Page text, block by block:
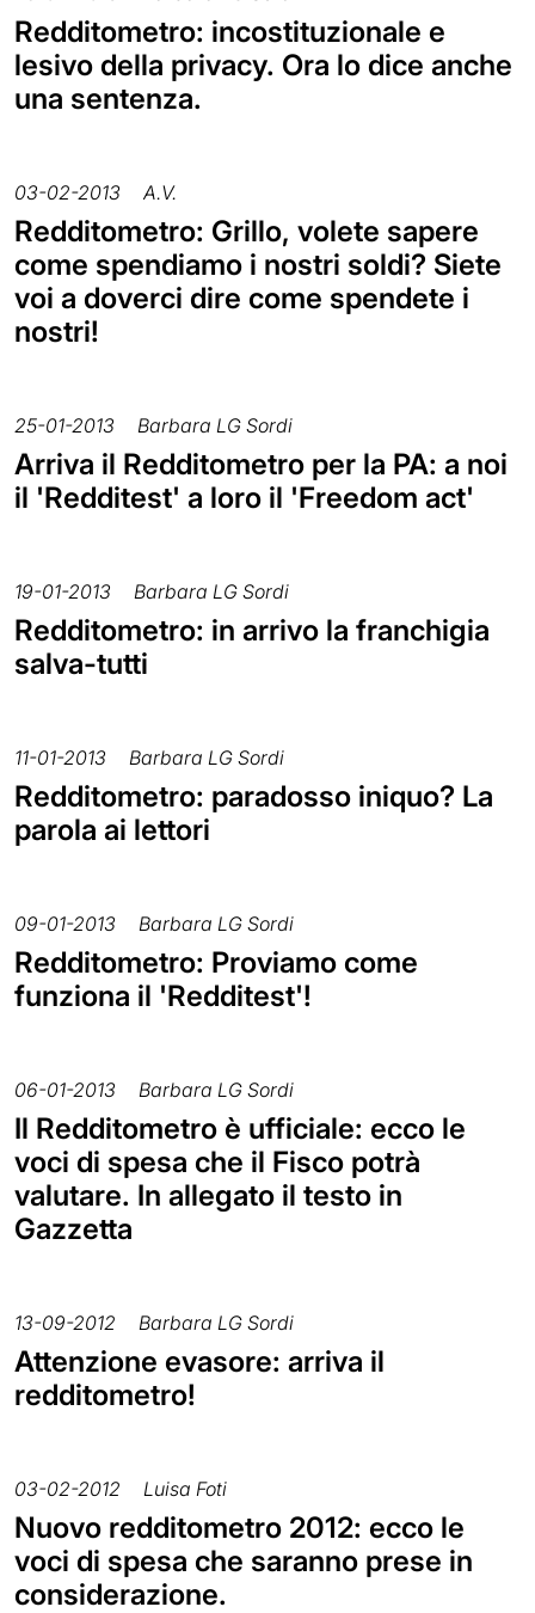
Redditometro: incostituzionale e
lesivo della privacy. Ora lo dice anche
una sentenza.
03-02-2013 A.V.
Redditometro: Grillo, volete sapere
come spendiamo i nostri soldi? Siete
voi a doverci dire come spendete i
nostri!
25-01-2013 Barbara LG Sordi
Arriva il Redditometro per la PA: a noi
il 'Redditest' a loro il 'Freedom act'
19-01-2013 Barbara LG Sordi
Redditometro: in arrivo la franchigia
salva-tutti
11-01-2013 Barbara LG Sordi
Redditometro: paradosso iniquo? La
parola ai lettori
09-01-2013 Barbara LG Sordi
Redditometro: Proviamo come
funziona il 'Redditest'!
06-01-2013 Barbara LG Sordi
Il Redditometro è ufficiale: ecco le
voci di spesa che il Fisco potrà
valutare. In allegato il testo in
Gazzetta
13-09-2012 Barbara LG Sordi
Attenzione evasore: arriva il
redditometro!
03-02-2012 Luisa Foti
Nuovo redditometro 2012: ecco le
voci di spesa che saranno prese in
considerazione.